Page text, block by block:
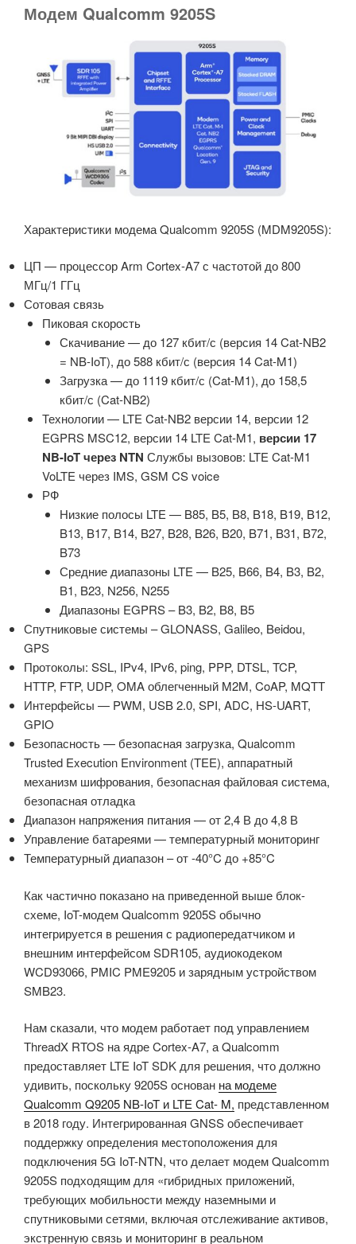
Модем Qualcomm 9205S
Характеристики модема Qualcomm 9205S (MDM9205S):
ЦП — процессор Arm Cortex-A7 с частотой до 800
МГц/1 ГГц
Сотовая связь
Пиковая скорость
Скачивание — до 127 кбит/с (версия 14 Cat-NB2
= NB-IoT), до 588 кбит/с (версия 14 Cat-M1)
Загрузка — до 1119 кбит/с (Cat-M1), до 158,5
кбит/с (Cat-NB2)
Технологии — LTE Cat-NB2 версии 14, версии 12
EGPRS MSC12, версии 14 LTE Cat-M1, версии 17
NB-IoT через NTN Службы вызовов: LTE Cat-M1
VoLTE через IMS, GSM CS voice
РФ
Низкие полосы LTE — B85, B5, B8, B18, B19, B12,
B13, B17, B14, B27, B28, B26, B20, B71, B31, B72,
B73
Средние диапазоны LTE — B25, B66, B4, B3, B2,
B1, B23, N256, N255
Диапазоны EGPRS – B3, B2, B8, B5
Спутниковые системы – GLONASS, Galileo, Beidou,
GPS
Протоколы: SSL, IPv4, IPv6, ping, PPP, DTSL, TCP,
HTTP, FTP, UDP, OMA облегченный M2M, CoAP, MQTT
Интерфейсы — PWM, USB 2.0, SPI, ADC, HS-UART,
GPIO
Безопасность — безопасная загрузка, Qualcomm
Trusted Execution Environment (TEE), аппаратный
механизм шифрования, безопасная файловая система,
безопасная отладка
Диапазон напряжения питания — от 2,4 В до 4,8 В
Управление батареями — температурный мониторинг
Температурный диапазон – от -40°C до +85°C
Как частично показано на приведенной выше блок-
схеме, IoT-модем Qualcomm 9205S обычно
интегрируется в решения с радиопередатчиком и
внешним интерфейсом SDR105, аудиокодеком
WCD93066, PMIC PME9205 и зарядным устройством
SMB23.
Нам сказали, что модем работает под управлением
ThreadX RTOS на ядре Cortex-A7, а Qualcomm
предоставляет LTE IoT SDK для решения, что должно
удивить, поскольку 9205S основан на модеме
Qualcomm Q9205 NB-IoT и LTE Cat- M, представленном
в 2018 году. Интегрированная GNSS обеспечивает
поддержку определения местоположения для
подключения 5G IoT-NTN, что делает модем Qualcomm
9205S подходящим для «гибридных приложений,
требующих мобильности между наземными и
спутниковыми сетями, включая отслеживание активов,
экстренную связь и мониторинг в реальном